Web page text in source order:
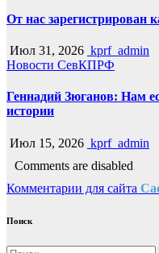
От нас зарегистрирован
Июл 31, 2026 kprf_admin
Новости СевКПРФ
Геннадий Зюганов: Нам
истории
Июл 15, 2026 kprf_admin
Comments are disabled
Комментарии для сайта
Поиск